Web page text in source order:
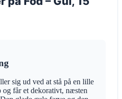
sig ud ved at stå på en lille
og får et dekorativt, næsten